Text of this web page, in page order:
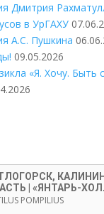
Дмитрия
в УрГАХУ
А.С. Пушкина
09.05.2026
«Я. Хочу. Быть
| «ЯНТАРЬ-
POMPILIUS